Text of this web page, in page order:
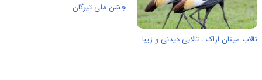
تالاب میقان اراک ، تالابی دیدنی و زیبا
جشن ملی تیرگان